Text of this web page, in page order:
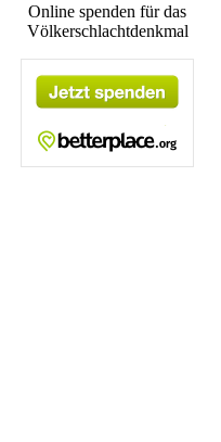
Online spenden für das
Völkerschlachtdenkmal